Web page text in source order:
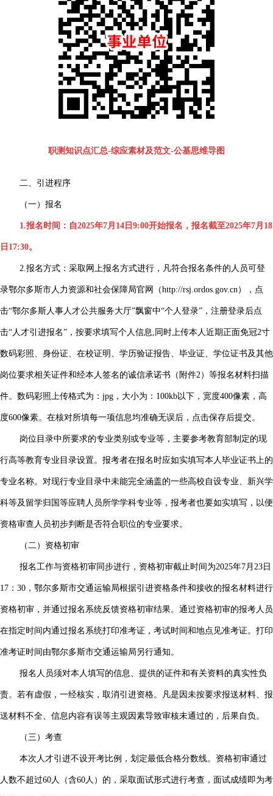
职测知识点汇总-综应素材及范文-公基思维导图
二、引进程序
（一）报名
1.报名时间：自2025年7月14日9:00开始报名，报名截至2025年7月18
日17:30。
2.报名方式：采取网上报名方式进行，凡符合报名条件的人员可登
录鄂尔多斯市人力资源和社会保障局官网（http://rsj.ordos.gov.cn），点
击“鄂尔多斯人事人才公共服务大厅”飘窗中“个人登录”，注册登录后点
击“人才引进报名”，按要求填写个人信息,同时上传本人近期正面免冠2寸
数码彩照、身份证、在校证明、学历验证报告、毕业证、学位证书及其他
岗位要求相关证件和经本人签名的诚信承诺书（附件2）等报名材料扫描
件。数码彩照上传格式为：jpg，大小为：100kb以下，宽度400像素，高
度600像素。在核对所填每一项信息均准确无误后，点击保存后提交。
岗位目录中所要求的专业类别或专业等，主要参考教育部制定的现
行高等教育专业目录设置。报考者在报名时应如实填写本人毕业证书上的
专业名称。对现行专业目录中未能完全涵盖的一些高校自设专业、新兴学
科等及留学归国等应聘人员所学学科专业等，报考者也要如实填写，以便
资格审查人员初步判断是否符合职位的专业要求。
（二）资格初审
报名工作与资格初审同步进行，资格初审截止时间为2025年7月23日
17：30，鄂尔多斯市交通运输局根据引进资格条件和接收的报名材料进行
资格初审，并通过报名系统反馈资格初审结果。通过资格初审的报考人员
在指定时间内通过报名系统打印准考证，考试时间和地点见准考证。打印
准考证时间由鄂尔多斯市交通运输局另行通知。
报名人员须对本人填写的信息、提供的证件和有关资料的真实性负
责。若有虚假，一经核实，取消引进资格。凡是因未按要求报送材料、报
送材料不全、信息内容有误等主观因素导致审核未通过的，后果自负。
（三）考查
本次人才引进不设开考比例，划定最低合格分数线。资格初审通过
人数不超过60人（含60人）的，采取面试形式进行考查，面试成绩即为考